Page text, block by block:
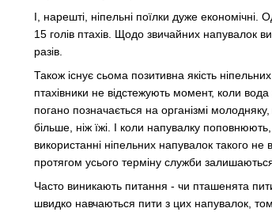
І, нарешті, ніпельні поїлки дуже
15 голів птахів. Щодо звичайних напувалок
разів.
Також існує сьома позитивна якість
птахівники не відстежують момент, коли
погано позначається на організмі
більше, ніж їжі. І коли напувалку
використанні ніпельних напувалок такого
протягом усього терміну служби залишаються
Часто виникають питання - чи пташенята
швидко навчаються пити з цих напувалок,